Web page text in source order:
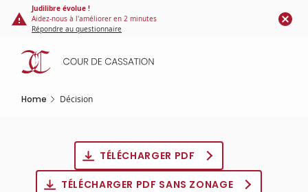
Cookies management panel
content
Judilibre évolue !
Aidez-nous à l'améliorer en 2 minutes
Répondre au questionnaire
Home Décision
TÉLÉCHARGER PDF
TÉLÉCHARGER PDF SANS ZONAGE